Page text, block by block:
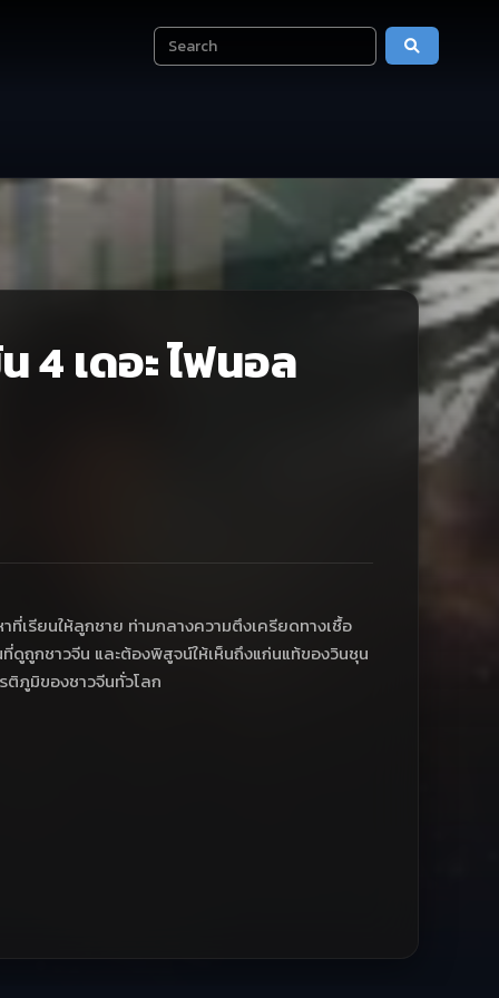
4 เดอะ ไฟนอล
เรียนให้ลูกชาย ท่ามกลางความตึงเครียดทางเชื้อ
ดูถูกชาวจีน และต้องพิสูจน์ให้เห็นถึงแก่นแท้ของวินชุน
ภูมิของชาวจีนทั่วโลก